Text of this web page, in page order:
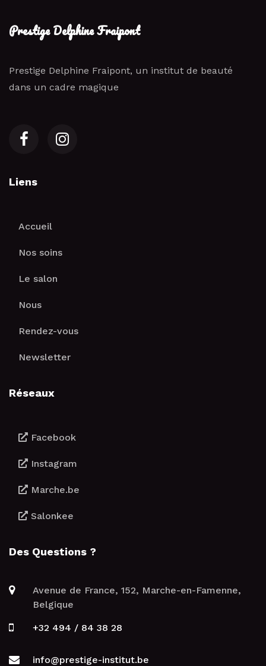
Prestige Delphine Fraipont
Prestige Delphine Fraipont, un institut de beauté
dans un cadre magique
Liens
Accueil
Nos soins
Le salon
Nous
Rendez-vous
Newsletter
Réseaux
Facebook
Instagram
Marche.be
Salonkee
Des Questions ?
Avenue de France, 152, Marche-en-Famenne,
Belgique
+32 494 / 84 38 28
info@prestige-institut.be